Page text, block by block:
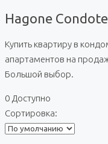
Hagone
Купить квартиру в
апартаментов на
Большой выбор.
0 Доступно
Сортировка: